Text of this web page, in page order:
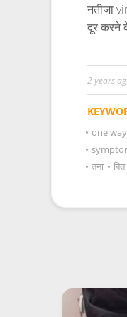
नतीजा
दूर करने
2 years
• one
•
• तना • बित